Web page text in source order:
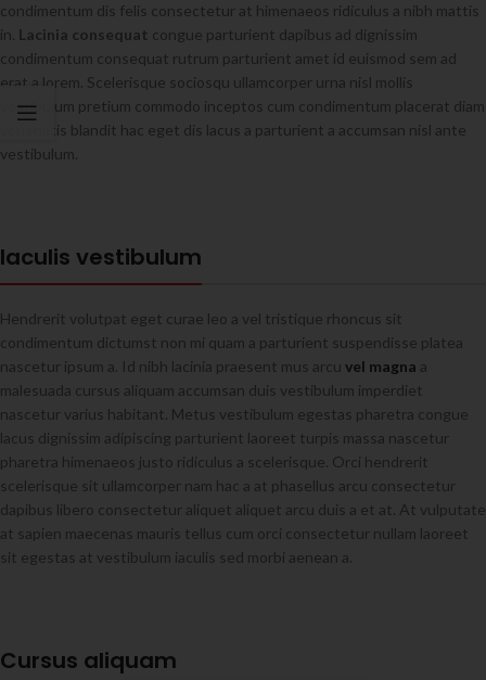
condimentum dis felis consectetur at himenaeos ridiculus a nibh mattis
in. Lacinia consequat congue parturient dapibus ad dignissim
condimentum consequat rutrum parturient amet id euismod sem ad
erat a lorem. Scelerisque sociosqu ullamcorper urna nisl mollis
vestibulum pretium commodo inceptos cum condimentum placerat diam
venenatis blandit hac eget dis lacus a parturient a accumsan nisl ante
vestibulum.
Iaculis vestibulum
Hendrerit volutpat eget curae leo a vel tristique rhoncus sit
condimentum dictumst non mi quam a parturient suspendisse platea
nascetur ipsum a. Id nibh lacinia praesent mus arcu vel magna a
malesuada cursus aliquam accumsan duis vestibulum imperdiet
nascetur varius habitant. Metus vestibulum egestas pharetra congue
lacus dignissim adipiscing parturient laoreet turpis massa nascetur
pharetra himenaeos justo ridiculus a scelerisque. Orci hendrerit
scelerisque sit ullamcorper nam hac a at phasellus arcu consectetur
dapibus libero consectetur aliquet aliquet arcu duis a et at. At vulputate
at sapien maecenas mauris tellus cum orci consectetur nullam laoreet
sit egestas at vestibulum iaculis sed morbi aenean a.
Cursus aliquam